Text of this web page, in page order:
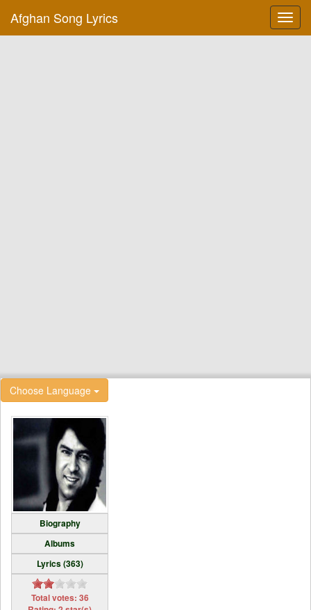
Afghan Song Lyrics
Choose Language
Biography
Albums
Lyrics (363)
Total votes: 36